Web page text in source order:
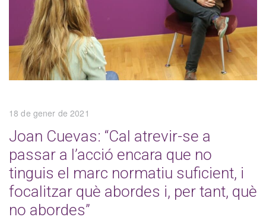
18 de gener de 2021
Joan Cuevas: “Cal atrevir-se a
passar a l’acció encara que no
tinguis el marc normatiu suficient, i
focalitzar què abordes i, per tant, què
no abordes”